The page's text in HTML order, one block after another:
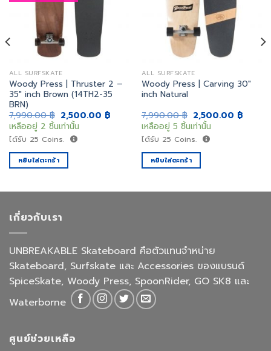
ALL SURFSKATE
Woody Press | Thruster 2 –
35″ inch Brown (14TH2-35
BRN)
7,990.00฿ Original
price
was:
7,990.00 ฿.
2,500.00 ฿Current
2,500.00 ฿.
เหลืออยู่ 2 ชิ้นเท่านั้น
ได้รับ 25 Coins.
หยิบใส่ตะกร้า
ALL SURFSKATE
Woody Press | Carving 30″
inch Natural
7,990.00฿ Original
price
was:
7,990.00 ฿.
2,500.00 ฿
เหลืออยู่ 5 ชิ้นเท่านั้น
ได้รับ 25 Coins.
หยิบใส่ตะกร้า
เกี่ยวกับเรา
UNBREAKABLE Skateboard คือตัวแทนจำหน่าย
Skateboard, Surfskate และ Accessories ของแบรนด์
SpiceSkate, Woody Press, SpoonRider, GO SK8 และ
Waterborne
ศูนย์ช่วยเหลือ